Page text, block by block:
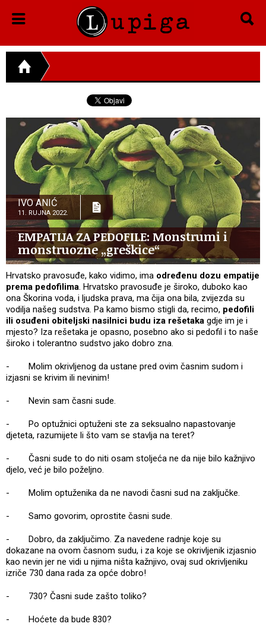
IVO ANIĆ
11. RUJNA 2022.
EMPATIJA ZA PEDOFILE: Monstrumi i
monstruozne „greškice“
Hrvatsko pravosuđe, kako vidimo, ima određenu dozu empatije
prema pedofilima. Hrvatsko pravosuđe je široko, duboko kao
ona Škorina voda, i ljudska prava, ma čija ona bila, zvijezda su
vodilja našeg sudstva. Pa kamo bismo stigli da, recimo, pedofili
ili osuđeni obiteljski nasilnici budu iza rešetaka gdje im je i
mjesto? Iza rešetaka je opasno, posebno ako si pedofil i to naše
široko i tolerantno sudstvo jako dobro zna.
- Molim okrivljenog da ustane pred ovim časnim sudom i
izjasni se krivim ili nevinim!
- Nevin sam časni sude.
- Po optužnici optuženi ste za seksualno napastovanje
djeteta, razumijete li što vam se stavlja na teret?
- Časni sude to do niti osam stoljeća ne da nije bilo kažnjivo
djelo, već je bilo poželjno.
- Molim optuženika da ne navodi časni sud na zaključke.
- Samo govorim, oprostite časni sude.
- Dobro, da zaključimo. Za navedene radnje koje su
dokazane na ovom časnom sudu, i za koje se okrivljenik izjasnio
kao nevin jer ne vidi u njima ništa kažnjivo, ovaj sud okrivljeniku
izriče 730 dana rada za opće dobro!
- 730? Časni sude zašto toliko?
- Hoćete da bude 830?